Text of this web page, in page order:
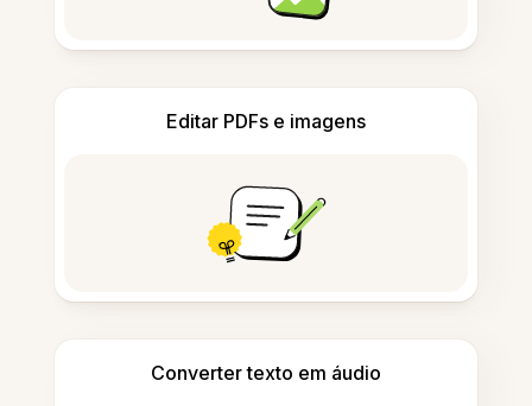
Editar PDFs e imagens
Converter texto em áudio